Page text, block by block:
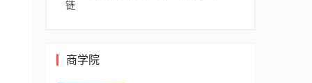
链
商学院